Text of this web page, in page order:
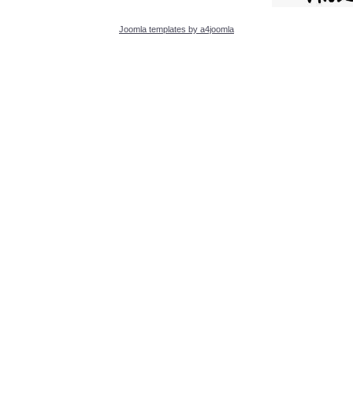
Joomla templates by a4joomla